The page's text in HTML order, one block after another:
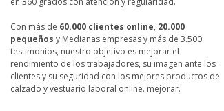
Con más de 60.000 clientes online, 20.000
pequeños y Medianas empresas y más de 3.500
testimonios, nuestro objetivo es mejorar el
rendimiento de los trabajadores, su imagen ante los
clientes y su seguridad con los mejores productos de
calzado y vestuario laboral online. mejorar.